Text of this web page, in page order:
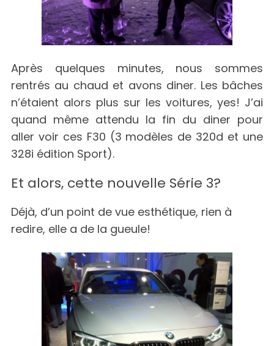
Après quelques minutes, nous sommes
rentrés au chaud et avons diner. Les bâches
n’étaient alors plus sur les voitures, yes! J’ai
quand même attendu la fin du diner pour
aller voir ces F30 (3 modèles de 320d et une
328i édition Sport).
Et alors, cette nouvelle Série 3?
Déjà, d’un point de vue esthétique, rien à
redire, elle a de la gueule!
S